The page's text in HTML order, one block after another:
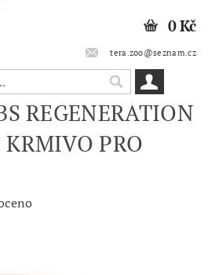
tera.zoo@seznam.cz
0 Kč
REGENERATION
PRO